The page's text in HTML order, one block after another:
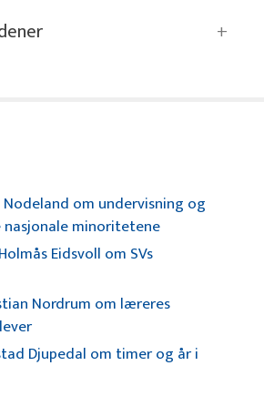
Nodeland om undervisning og
nasjonale minoritetene
Eidsvoll om SVs
Nordrum om læreres
Djupedal om timer og år i